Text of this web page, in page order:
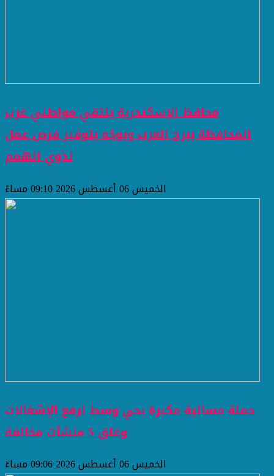
محافظ الإسكندرية يلتقي مواطني غرب
المحافظة ببرج العرب ويوجّه بتوفير فرص عمل
لذوي الهمم
الخميس 06 أغسطس 2026 09:10 مساءً
حملة مسائية مكبرة بحي وسط لرفع الإشغالات
وغلق 5 منشآت مخالفة
الخميس 06 أغسطس 2026 09:06 مساءً